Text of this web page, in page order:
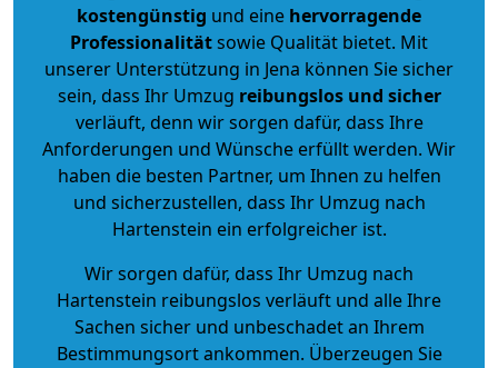
kostengünstig und eine hervorragende
Professionalitätsowie Qualität bietet. Mit
unserer Unterstützung in Jena können Sie sicher
sein, dass Ihr Umzug reibungslos und sicher
verläuft, denn wir sorgen dafür, dass Ihre
Anforderungen und Wünsche erfüllt werden. Wir
haben die besten Partner, um Ihnen zu helfen
und sicherzustellen, dass Ihr Umzug nach
Hartenstein ein erfolgreicher ist.
Wir sorgen dafür, dass Ihr Umzug nach
Hartenstein reibungslos verläuft und alle Ihre
Sachen sicher und unbeschadet an Ihrem
Bestimmungsort ankommen. Überzeugen Sie